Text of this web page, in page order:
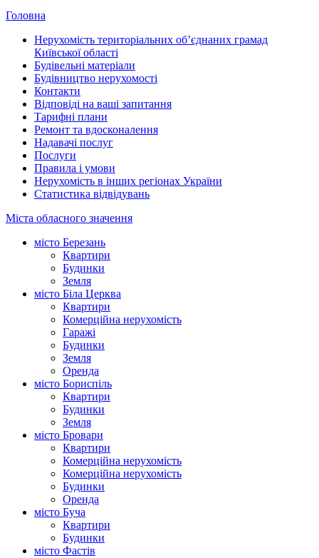
Головна
Нерухомість територіальних об’єднаних грамад
Київської області
Будівельні матеріали
Будівництво нерухомості
Контакти
Відповіді на ваші запитання
Тарифні плани
Ремонт та вдосконалення
Надавачі послуг
Послуги
Правила і умови
Нерухомість в інших регіонах України
Статистика відвідувань
Міста обласного значення
місто Березань
Квартири
Будинки
Земля
місто Біла Церква
Квартири
Комерційна нерухомість
Гаражі
Будинки
Земля
Оренда
місто Бориспіль
Квартири
Будинки
Земля
місто Бровари
Квартири
Комерційна нерухомість
Комерційна нерухомість
Будинки
Оренда
місто Буча
Квартири
Будинки
місто Фастів